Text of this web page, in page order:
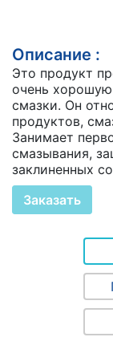
Описание :
Это продукт
очень
смазки. Он
продуктов,
Занимает
смазывания,
заклиненных
Заказать